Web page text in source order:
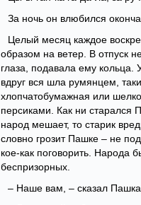
За ночь он влюбился
Целый месяц каждое
образом на ветер. В отпуск
глаза, подавала ему кольца.
вдруг вся шла румянцем,
хлопчатобумажная или
персиками. Как ни старался
народ мешает, то старик
словно грозит Пашке – не
кое-как поговорить. Народа
беспризорных.
– Наше вам, – сказал